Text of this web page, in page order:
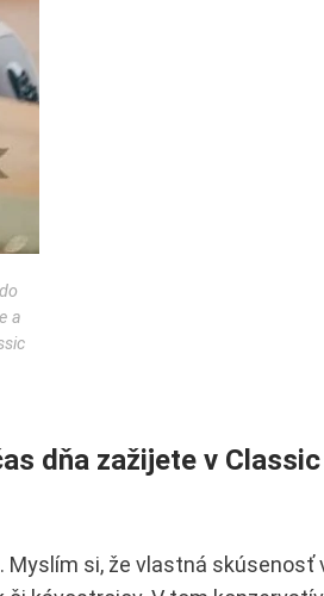
a
dňa zažijete v Classic
Myslím si, že vlastná skúsenosť